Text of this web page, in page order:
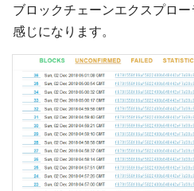
ブロックチェーンエクスプロ
感じになります。